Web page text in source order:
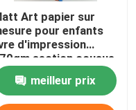
Art papier sur
pour enfants
d'impression
section cousue
meilleur prix